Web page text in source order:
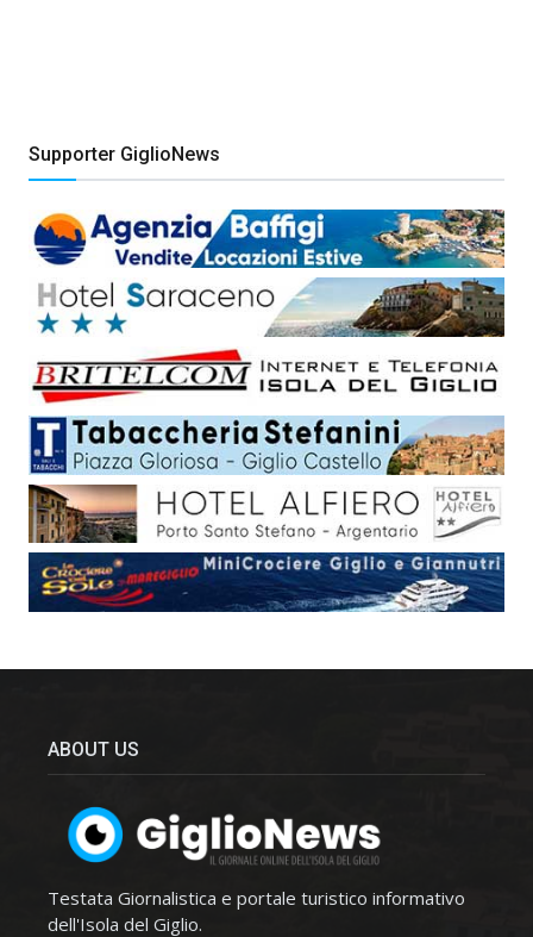
Supporter GiglioNews
ABOUT US
Testata Giornalistica e portale turistico informativo
dell'Isola del Giglio.